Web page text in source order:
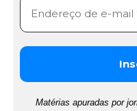
Matérias apuradas por